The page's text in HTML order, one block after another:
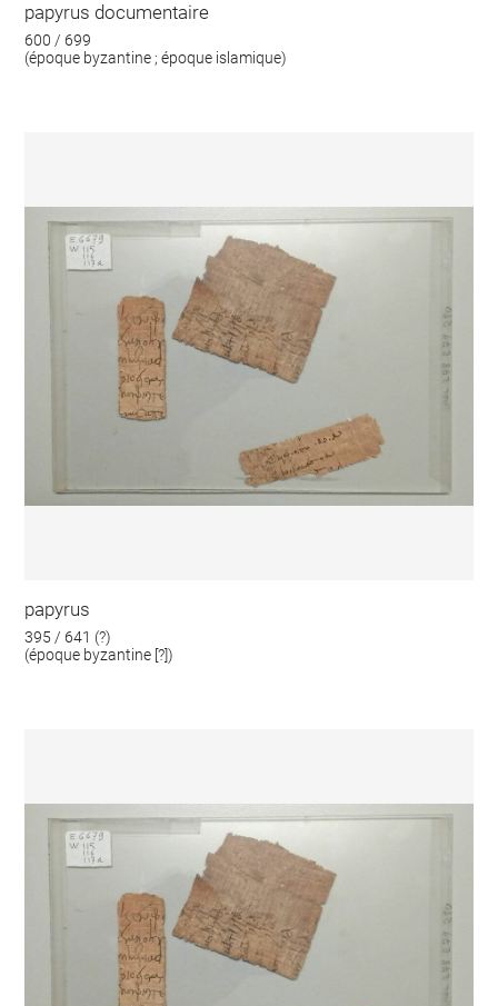
papyrus documentaire
600 / 699
(époque byzantine ; époque islamique)
papyrus
395 / 641 (?)
(époque byzantine [?])